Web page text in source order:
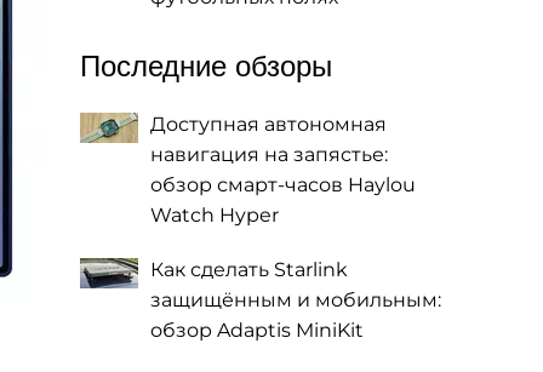
Последние обзоры
Доступная автономная
навигация на запястье:
обзор смарт-часов Haylou
Watch Hyper
Как сделать Starlink
защищённым и мобильным:
обзор Adaptis MiniKit